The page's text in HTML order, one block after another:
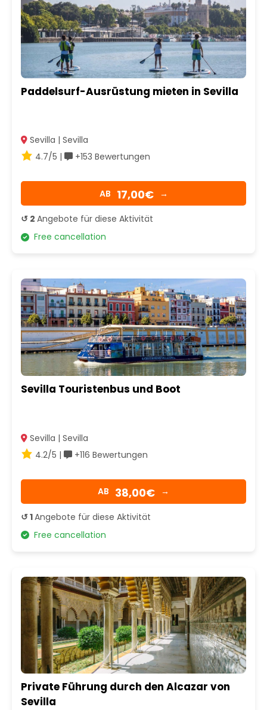
Paddelsurf-Ausrüstung mieten in Sevilla
Sevilla | Sevilla
4.7/5 |
+153 Bewertungen
AB 17,00€ →
↺ 2 Angebote für diese Aktivität
Free cancellation
Sevilla Touristenbus und Boot
Sevilla | Sevilla
4.2/5 |
+116 Bewertungen
AB 38,00€ →
↺ 1Angebote für diese Aktivität
Free cancellation
Private Führung durch den Alcazar von
Sevilla